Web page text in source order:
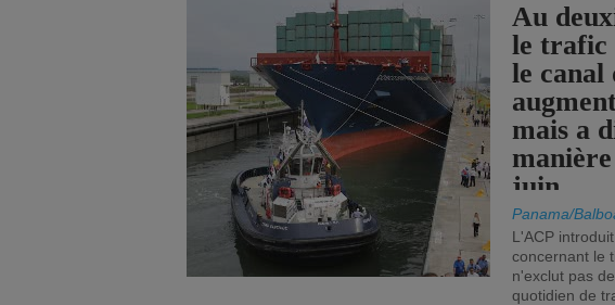
Au
le trafic
le canal
mais a
juin.
Panama/
L'ACP
concernant le
n'exclut pas
quotidien de